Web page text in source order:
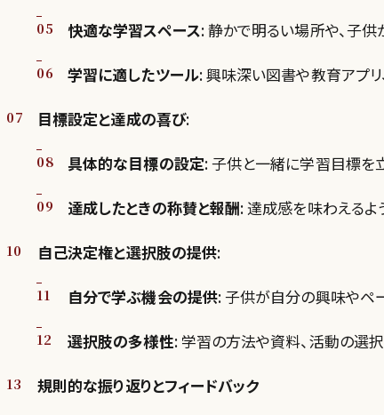
快適な学習スペース: 静かで明るい場所や、子供
学習に適したツール: 興味深い図書や教育アプリ
目標設定と達成の喜び:
具体的な目標の設定: 子供と一緒に学習目標を
達成したときの称賛と報酬: 達成感を味わえるよ
自己決定権と選択肢の提供:
自分で学ぶ機会の提供: 子供が自分の興味やペ
選択肢の多様性: 学習の方法や資料、活動の選
規則的な振り返りとフィードバック